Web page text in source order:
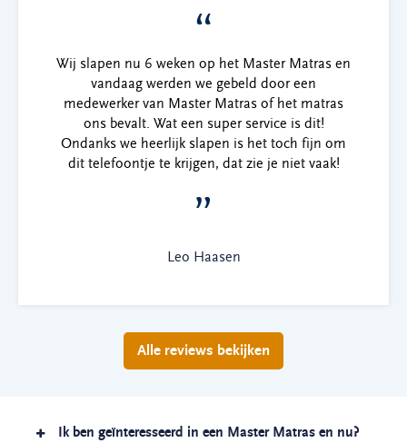
“
Wij slapen nu 6 weken op het Master Matras en
vandaag werden we gebeld door een
medewerker van Master Matras of het matras
ons bevalt. Wat een super service is dit!
Ondanks we heerlijk slapen is het toch fijn om
dit telefoontje te krijgen, dat zie je niet vaak!
”
Leo Haasen
Alle reviews bekijken
Ik ben geïnteresseerd in een Master Matras en nu?